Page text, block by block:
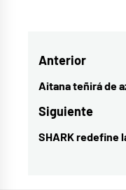
Navegación
de
entradas
Anterior
Entrada
anterior:
Aitana teñirá de
Siguiente
Entrada
SHARK redefine